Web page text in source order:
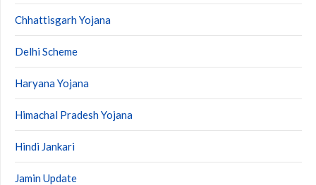
Chhattisgarh Yojana
Delhi Scheme
Haryana Yojana
Himachal Pradesh Yojana
Hindi Jankari
Jamin Update